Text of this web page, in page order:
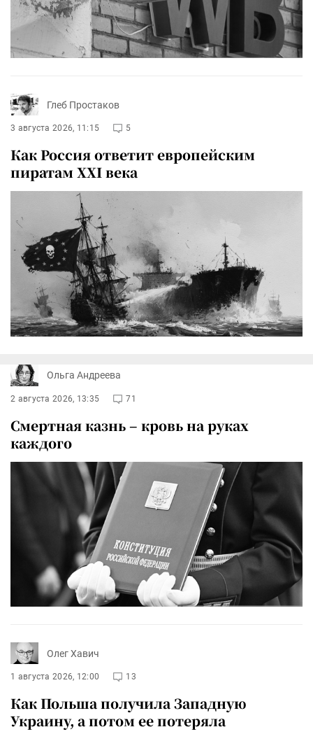
Глеб Простаков
3 августа 2026, 11:15 5
Как Россия ответит европейским
пиратам XXI века
Ольга Андреева
2 августа 2026, 13:35 71
Смертная казнь – кровь на руках
каждого
Олег Хавич
1 августа 2026, 12:00 13
Как Польша получила Западную
Украину, а потом ее потеряла